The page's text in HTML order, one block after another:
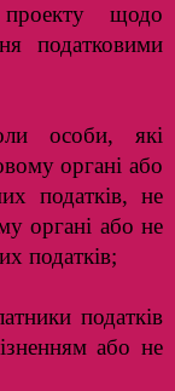
проекту щодо
податковими
особи, які
органі або
податків, не
органі або не
податків;
податків
або не